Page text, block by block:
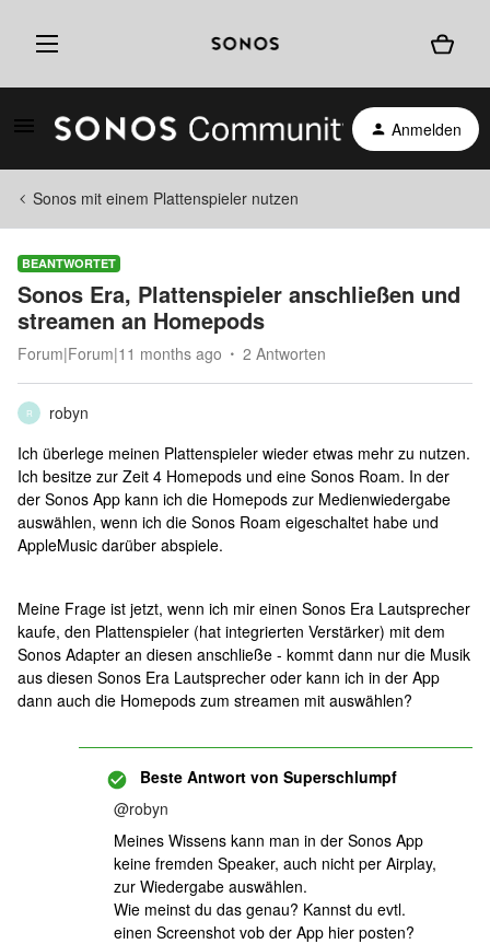
Anmelden
Sonos mit einem Plattenspieler nutzen
BEANTWORTET
Sonos Era, Plattenspieler anschließen und
streamen an Homepods
Forum|Forum|11 months ago 2 Antworten
R
robyn
Ich überlege meinen Plattenspieler wieder etwas mehr zu nutzen.
Ich besitze zur Zeit 4 Homepods und eine Sonos Roam. In der
der Sonos App kann ich die Homepods zur Medienwiedergabe
auswählen, wenn ich die Sonos Roam eigeschaltet habe und
AppleMusic darüber abspiele.
Meine Frage ist jetzt, wenn ich mir einen Sonos Era Lautsprecher
kaufe, den Plattenspieler (hat integrierten Verstärker) mit dem
Sonos Adapter an diesen anschließe - kommt dann nur die Musik
aus diesen Sonos Era Lautsprecher oder kann ich in der App
dann auch die Homepods zum streamen mit auswählen?
Beste Antwort von Superschlumpf
@robyn
Meines Wissens kann man in der Sonos App
keine fremden Speaker, auch nicht per Airplay,
zur Wiedergabe auswählen.
Wie meinst du das genau? Kannst du evtl.
einen Screenshot vob der App hier posten?